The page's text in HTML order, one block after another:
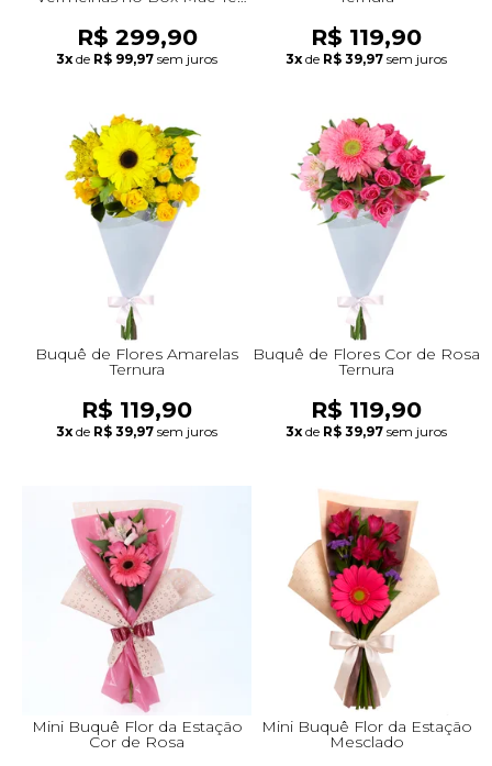
R$ 299,90
3x de R$ 99,97 sem juros
R$ 119,90
3x de R$ 39,97 sem juros
Buquê de Flores Amarelas
Ternura
R$ 119,90
3x de R$ 39,97 sem juros
Buquê de Flores Cor de Rosa
Ternura
R$ 119,90
3x de R$ 39,97 sem juros
Mini Buquê Flor da Estação
Cor de Rosa
Mini Buquê Flor da Estação
Mesclado